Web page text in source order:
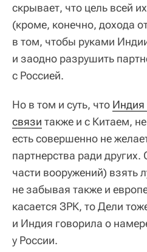
скрывает, что цель всей
(кроме, конечно, дохода
в том, чтобы руками
и заодно разрушить
с Россией.
Но в том и суть, что Индия
связи также и с Китаем,
есть совершенно не
партнерства ради других.
части вооружений) взять
не забывая также и
касается ЗРК, то Дели
и Индия говорила о
у России.